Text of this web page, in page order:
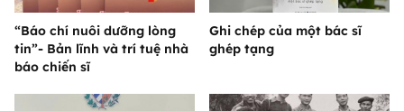
“Báo chí nuôi dưỡng lòng
tin”- Bản lĩnh và trí tuệ nhà
báo chiến sĩ
Ghi chép của một bác sĩ
ghép tạng